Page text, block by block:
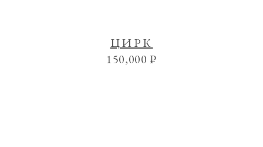
ЦИРК
150,000₽